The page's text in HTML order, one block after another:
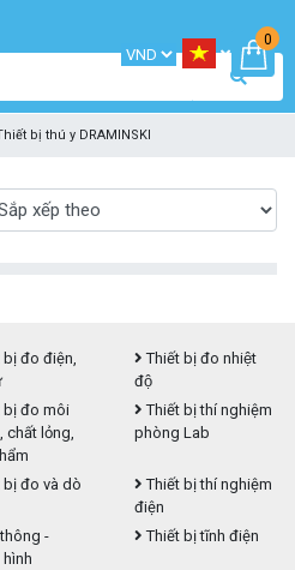
0
bị thú y DRAMINSKI
bị đo điện,
Thiết bị đo nhiệt
độ
bị đo môi
chất lỏng,
Thiết bị thí nghiệm
phòng Lab
bị đo và dò
Thiết bị thí nghiệm
điện
-
hình
Thiết bị tĩnh điện